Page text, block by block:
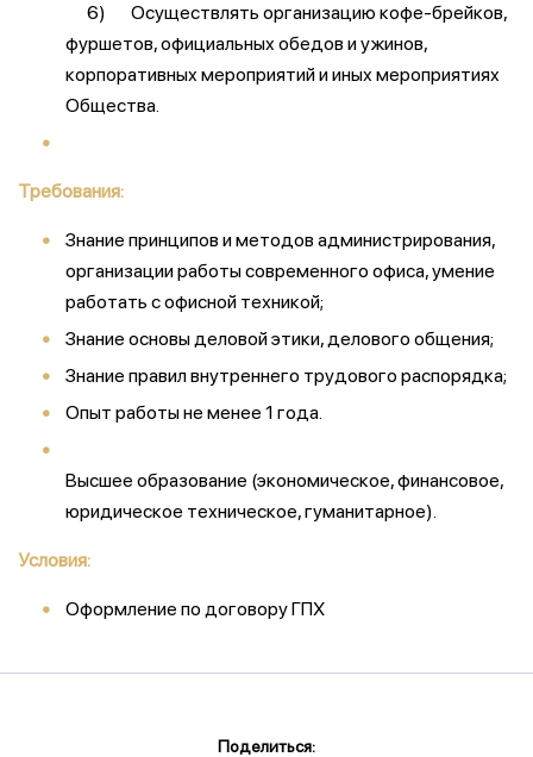
6) Осуществлять организацию кофе-брейков,
фуршетов, официальных обедов и ужинов,
корпоративных мероприятий и иных мероприятиях
Общества.
Требования:
Знание принципов и методов администрирования,
организации работы современного офиса, умение
работать с офисной техникой;
Знание основы деловой этики, делового общения;
Знание правил внутреннего трудового распорядка;
Опыт работы не менее 1 года.
Высшее образование (экономическое, финансовое,
юридическое техническое, гуманитарное).
Условия:
Оформление по договору ГПХ
Поделиться: